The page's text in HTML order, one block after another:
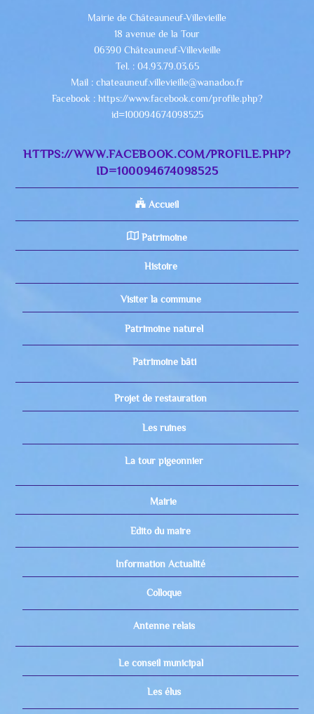
Mairie de Châteauneuf-Villevieille
18 avenue de la Tour
06390 Châteauneuf-Villevieille
Tel. : 04.93.79.03.65
Mail : chateauneuf.villevieille@wanadoo.fr
Facebook : https://www.facebook.com/profile.php?
id=100094674098525
HTTPS://WWW.FACEBOOK.COM/PROFILE.PHP?
ID=100094674098525
Accueil
Patrimoine
Histoire
Visiter la commune
Patrimoine naturel
Patrimoine bâti
Projet de restauration
Les ruines
La tour pigeonnier
Mairie
Edito du maire
Information Actualité
Colloque
Antenne relais
Le conseil municipal
Les élus